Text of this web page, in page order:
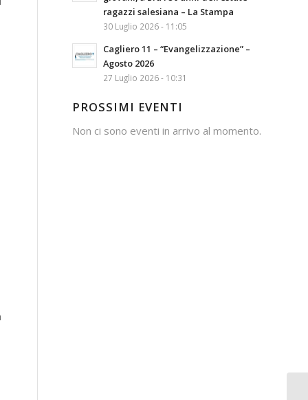
ragazzi salesiana – La Stampa
30 Luglio 2026 - 11:05
Cagliero 11 – “Evangelizzazione” –
Agosto 2026
27 Luglio 2026 - 10:31
PROSSIMI EVENTI
Non ci sono eventi in arrivo al momento.